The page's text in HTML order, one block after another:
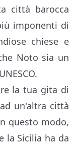
città barocca
imponenti di
chiese e
Noto sia un
la tua gita di
un'altra città
questo modo,
la Sicilia ha da